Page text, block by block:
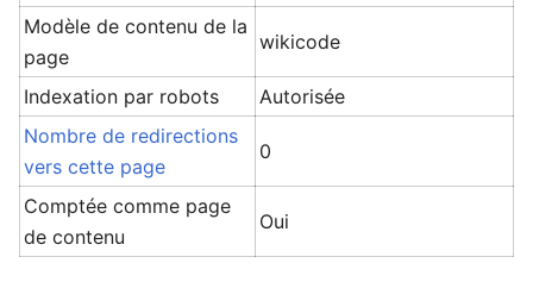
Modèle de contenu de la
page
wikicode
Indexation par robots
Autorisée
Nombre de redirections
vers cette page
0
Comptée comme page
de contenu
Oui